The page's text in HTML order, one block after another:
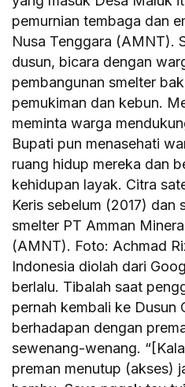
pemurnian tembaga dan
Nusa Tenggara (AMNT).
dusun, bicara dengan
pembangunan smelter
pemukiman dan kebun.
meminta warga
Bupati pun menasehati
ruang hidup mereka dan
kehidupan layak. Citra
Keris sebelum (2017) dan
smelter PT Amman
(AMNT). Foto: Achmad
Indonesia diolah dari
berlalu. Tibalah saat
pernah kembali ke Dusun
berhadapan dengan
sewenang-wenang.
preman menutup (akses)